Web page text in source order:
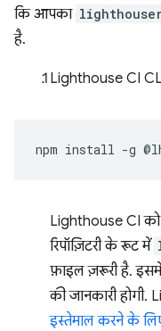
कि आपका
है.
Lighthouse CI
npm install -g
Lighthouse CI
रिपॉज़िटरी के रूट में
फ़ाइल ज़रूरी है.
की जानकारी
इस्तेमाल करने के